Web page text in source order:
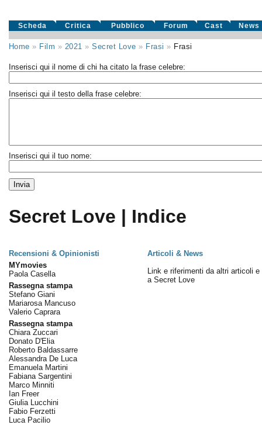
Scheda Critica Pubblico Forum Cast News
Home » Film » 2021 »Secret Love » Frasi » Frasi
Inserisci qui il nome di chi ha citato la frase celebre:
Inserisci qui il testo della frase celebre:
Inserisci qui il tuo nome:
Secret Love | Indice
Recensioni & Opinionisti
Articoli & News
MYmovies
Paola Casella
Rassegna stampa
Stefano Giani
Mariarosa Mancuso
Valerio Caprara
Rassegna stampa
Chiara Zuccari
Donato D'Elia
Roberto Baldassarre
Alessandra De Luca
Emanuela Martini
Fabiana Sargentini
Marco Minniti
Ian Freer
Giulia Lucchini
Fabio Ferzetti
Luca Pacilio
Link e riferimenti da altri articoli e
a Secret Love